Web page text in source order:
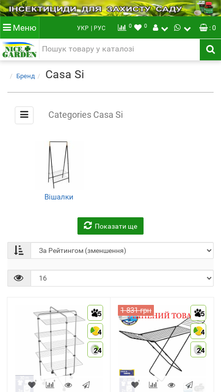
Меню УКР | РУС 0 0 : 0
Бренд Casa Si
Categories Casa Si
Вішалки
Показати ще
5
4
24
5
4
24
1 831 грн